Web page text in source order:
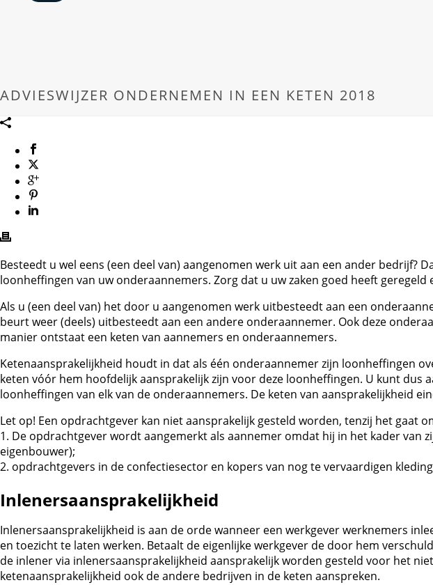
ADVIESWIJZER ONDERNEMEN IN EEN KETEN 2018
Besteedt u wel eens (een deel van) aangenomen werk uit aan een ander
loonheffingen van uw onderaannemers. Zorg dat u uw zaken goed heeft
Als u (een deel van) het door u aangenomen werk uitbesteedt aan een
beurt weer (deels) uitbesteedt aan een andere onderaannemer. Ook deze
manier ontstaat een keten van aannemers en onderaannemers.
Ketenaansprakelijkheid houdt in dat als één onderaannemer zijn loonheffingen
keten vóór hem hoofdelijk aansprakelijk zijn voor deze loonheffingen. U kunt dus
loonheffingen van elk van de onderaannemers. De keten van aansprakelijkheid
Let op! Een opdrachtgever kan niet aansprakelijk gesteld worden, tenzij het gaat
1. De opdrachtgever wordt aangemerkt als aannemer omdat hij in het kader
eigenbouwer);
2. opdrachtgevers in de confectiesector en kopers van nog te vervaardigen
Inlenersaansprakelijkheid
Inlenersaansprakelijkheid is aan de orde wanneer een werkgever werknemers
en toezicht te laten werken. Betaalt de eigenlijke werkgever de door hem
de inlener via inlenersaansprakelijkheid aansprakelijk worden gesteld voor het
ketenaansprakelijkheid ook de andere bedrijven in de keten aanspreken.